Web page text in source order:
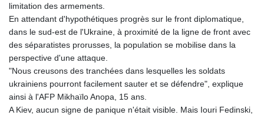
NGN
1364.860377
NIO 36.690741
NPR 151.800372
NZD 1.696641
PAB 0.997016
limitation des armements.
En attendant d'hypothétiques progrès sur le front diplomatique,
dans le sud-est de l'Ukraine, à proximité de la ligne de front avec
des séparatistes prorusses, la population se mobilise dans la
perspective d'une attaque.
"Nous creusons des tranchées dans lesquelles les soldats
ukrainiens pourront facilement sauter et se défendre", explique
ainsi à l'AFP Mikhaïlo Anopa, 15 ans.
A Kiev, aucun signe de panique n'était visible. Mais Iouri Fedinski,